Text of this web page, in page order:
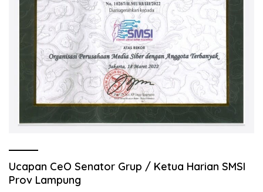
Ucapan CeO Senator Grup / Ketua Harian SMSI
Prov Lampung